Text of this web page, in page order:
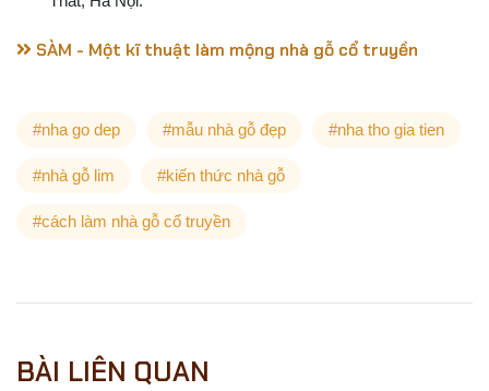
SÀM - Một kĩ thuật làm mộng nhà gỗ cổ truyền
#nha go dep #mẫu nhà gỗ đẹp #nha tho gia tien
#nhà gỗ lim #kiến thức nhà gỗ
#cách làm nhà gỗ cổ truyền
BÀI LIÊN QUAN